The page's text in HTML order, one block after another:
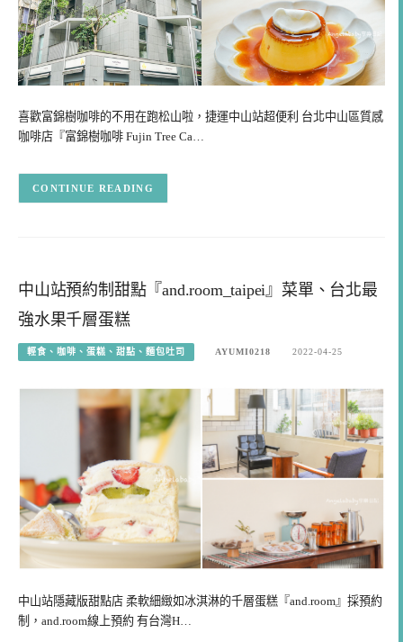
喜歡富錦樹咖啡的不用在跑松山啦，捷運中山站超便利 台北中山區質感
咖啡店『富錦樹咖啡 Fujin Tree Ca…
CONTINUE READING
中山站預約制甜點『and.room_taipei』菜單、台北最
強水果千層蛋糕
輕食、咖啡、蛋糕、甜點、麵包吐司 AYUMI0218 2022-04-25
中山站隱藏版甜點店 柔軟細緻如冰淇淋的千層蛋糕『and.room』採預約
制，and.room線上預約 有台灣H…